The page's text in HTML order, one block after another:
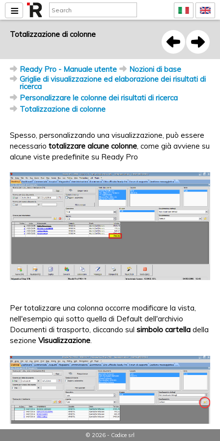
Totalizzazione di colonne
Ready Pro - Manuale utente
Nozioni di base
Griglie di visualizzazione ed elaborazione dei risultati di
ricerca
Personalizzare le colonne dei risultati di ricerca
Totalizzazione di colonne
Spesso, personalizzando una visualizzazione, può essere
necessario totalizzare alcune colonne, come già avviene su
alcune viste predefinite su Ready Pro
Per totalizzare una colonna occorre modificare la vista,
nell'esempio qui sotto quella di Default dell'archivio
Documenti di trasporto, cliccando sul simbolo cartella della
sezione Visualizzazione.
© 2026 - Codice srl